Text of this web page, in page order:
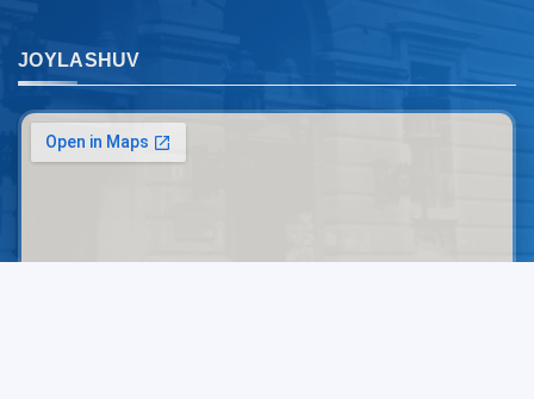
JOYLASHUV